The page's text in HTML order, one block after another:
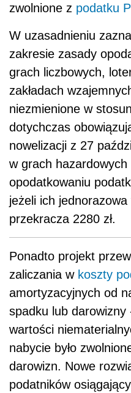
zwolnione z podatku
W uzasadnieniu
zakresie zasady
grach liczbowych,
zakładach
niezmienione w
dotychczas
nowelizacji z 27
w grach
opodatkowaniu
jeżeli ich
przekracza 2280 zł.
Ponadto projekt
zaliczania w koszty
amortyzacyjnych od
spadku lub darowizny
wartości
nabycie było
darowizn. Nowe
podatników